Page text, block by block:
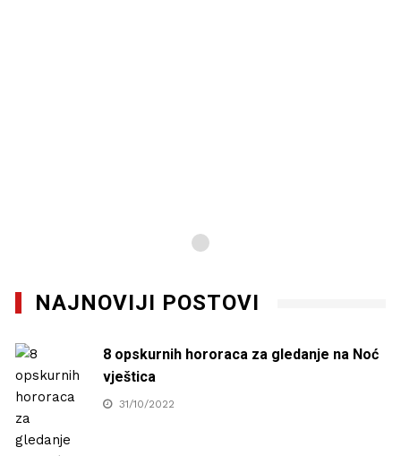
NAJNOVIJI POSTOVI
8 opskurnih hororaca za gledanje na Noć
vještica
31/10/2022